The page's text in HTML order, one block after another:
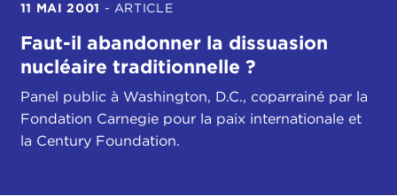
11 MAI 2001 - ARTICLE
Faut-il abandonner la dissuasion
nucléaire traditionnelle ?
Panel public à Washington, D.C., coparrainé par la
Fondation Carnegie pour la paix internationale et
la Century Foundation.